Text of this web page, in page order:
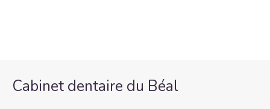
Cabinet dentaire du Béal